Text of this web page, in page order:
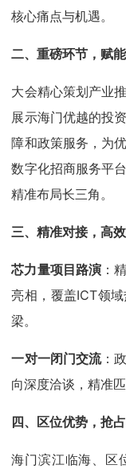
核心痛点与机遇。
二、重磅环节，赋
大会精心策划产业
展示海门优越的投
障和政策服务，为
数字化招商服务平
精准布局长三角。
三、精准对接，高
芯力量项目路演 ：
亮相，覆盖ICT领
梁。
一对一闭门交流：
向深度洽谈，精准
四、区位优势，抢
海门滨江临海、区